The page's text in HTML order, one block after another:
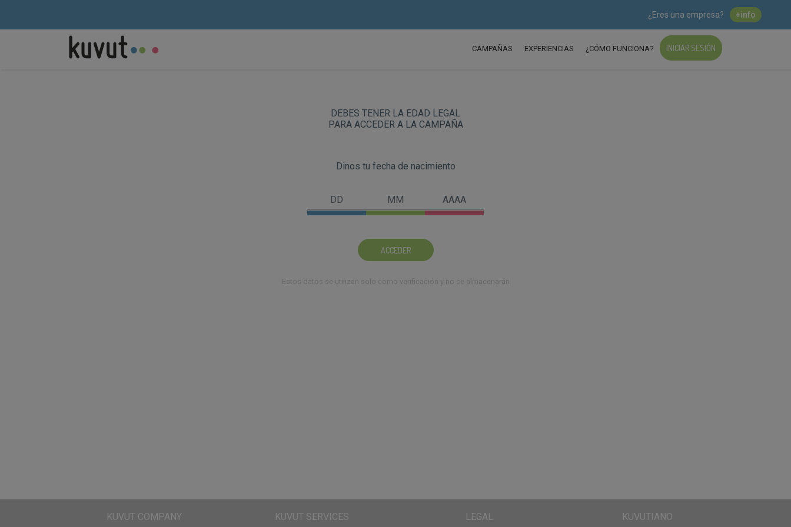
¿Eres una empresa? +info
CAMPAÑAS EXPERIENCIAS ¿CÓMO FUNCIONA? INICIAR SESIÓN
DEBES TENER LA EDAD LEGAL
PARA ACCEDER A LA CAMPAÑA
Dinos tu fecha de nacimiento
ACCEDER
Estos datos se utilizan solo como verificación y no se almacenarán
KUVUT COMPANY KUVUT SERVICES LEGAL KUVUTIANO